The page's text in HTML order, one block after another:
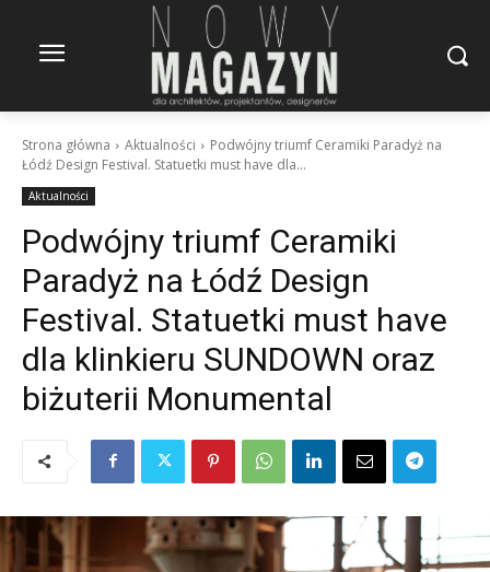
Strona główna Aktualności
Podwójny triumf Ceramiki Paradyż na
Łódź Design Festival. Statuetki must have dla...
Aktualności
Podwójny triumf Ceramiki
Paradyż na Łódź Design
Festival. Statuetki must have
dla klinkieru SUNDOWN oraz
biżuterii Monumental